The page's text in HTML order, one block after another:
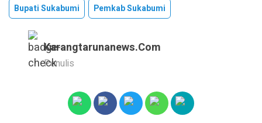
Bupati Sukabumi Pemkab Sukabumi
Karangtarunanews.com
Penulis